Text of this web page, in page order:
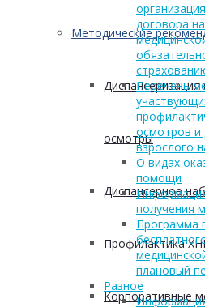
Методические
осмотры
Диспансерное
Профилактика
Корпоративные
договора
Перечень
осмотров и
взрослого
О видах
помощи
получения
Программа
плановый
Разное